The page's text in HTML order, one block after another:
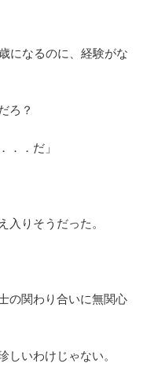
になるのに、経験がな
ろ？
．．だ」
入りそうだった。
の関わり合いに無関心
いわけじゃない。